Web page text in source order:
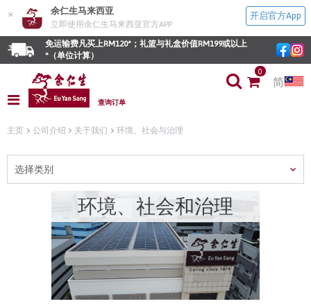
× 余仁生马来西亚
立即使用余仁生马来西亚官方APP
开启官方App
免运输费凡买上RM120*；礼篮与礼盒价值RM199或以上
*（单位计算）
查询订单
0
简
主页 公司介绍 关于我们 环境、社会与治理
选择类别
环境、社会和治理